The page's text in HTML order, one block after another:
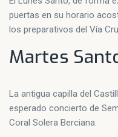
puertas en su horario
los preparativos del Vía
Martes
La antigua capilla del
esperado concierto de
Coral Solera Berciana.